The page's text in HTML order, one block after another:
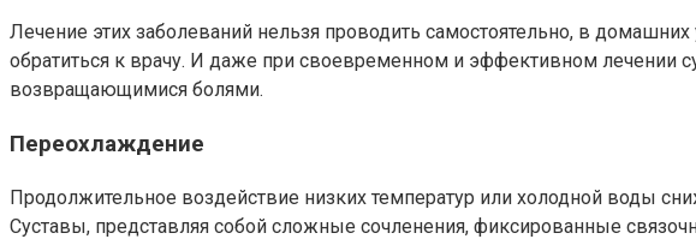
Лечение этих заболеваний нельзя проводить самостоятельно, в
обратиться к врачу. И даже при своевременном и эффективном лечении
возвращающимися болями.
Переохлаждение
Продолжительное воздействие низких температур или холодной воды
Суставы, представляя собой сложные сочленения, фиксированные